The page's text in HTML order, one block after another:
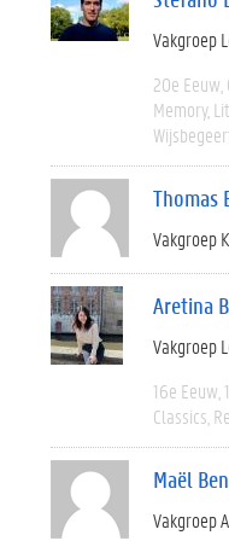
Vakgroep
20e Eeuw
Memory
Thomas
Vakgroep
Aretina
Vakgroep
16e Eeuw
Classics
Maël
Vakgroep